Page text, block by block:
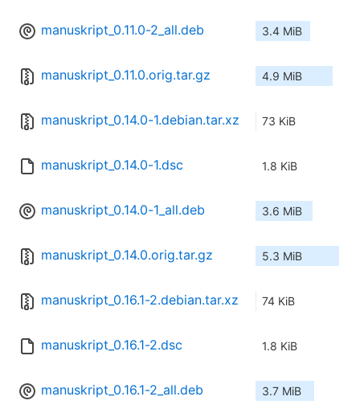
manuskript_0.11.0-2_all.deb 3.4 MiB
manuskript_0.11.0.orig.tar.gz 4.9 MiB
manuskript_0.14.0-1.debian.tar.xz 73 KiB
manuskript_0.14.0-1.dsc 1.8 KiB
manuskript_0.14.0-1_all.deb 3.6 MiB
manuskript_0.14.0.orig.tar.gz 5.3 MiB
manuskript_0.16.1-2.debian.tar.xz 74 KiB
manuskript_0.16.1-2.dsc 1.8 KiB
manuskript_0.16.1-2_all.deb 3.7 MiB